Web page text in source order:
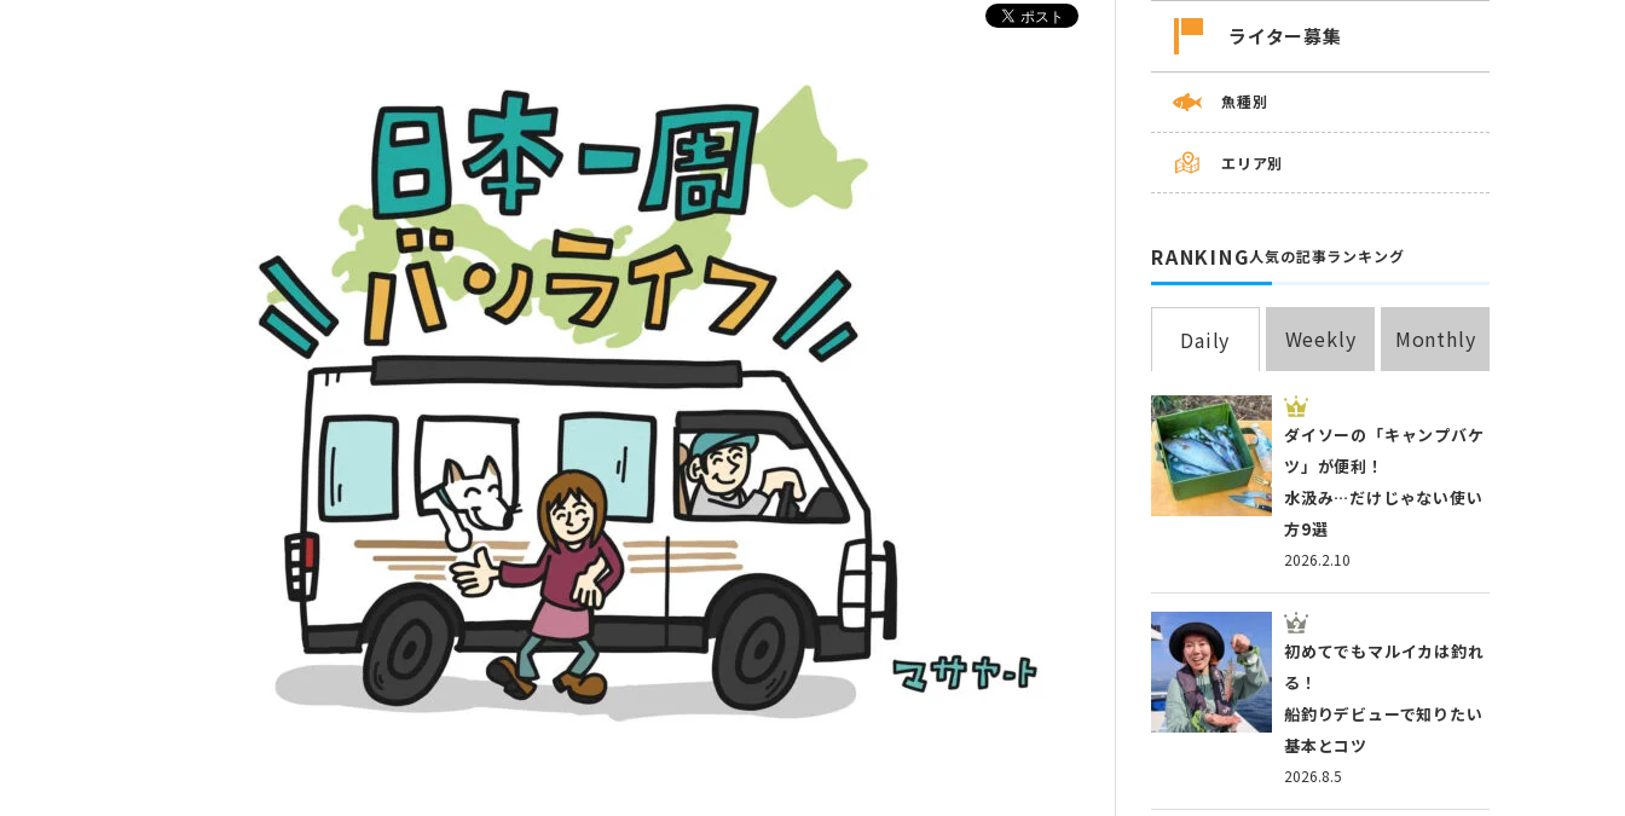
ライター募集
魚種別
エリア別
RANKING人気の記事ランキング
Daily Weekly Monthly
2026.2.10
ダイソーの「キャンプバケ
ツ」が便利！
水汲み…だけじゃない使い
方9選
2026.8.5
初めてでもマルイカは釣れ
る！
船釣りデビューで知りたい
基本とコツ